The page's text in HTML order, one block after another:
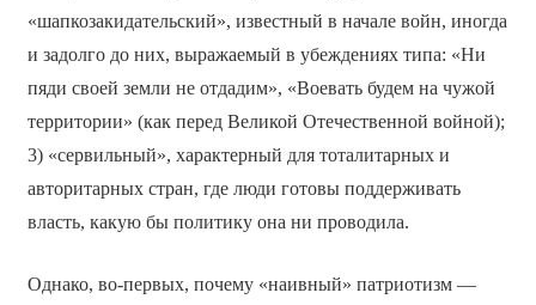
«шапкозакидательский», известный в начале войн, иногда
и задолго до них, выражаемый в убеждениях типа: «Ни
пяди своей земли не отдадим», «Воевать будем на чужой
территории» (как перед Великой Отечественной войной);
3) «сервильный», характерный для тоталитарных и
авторитарных стран, где люди готовы поддерживать
власть, какую бы политику она ни проводила.
Однако, во-первых, почему «наивный» патриотизм —